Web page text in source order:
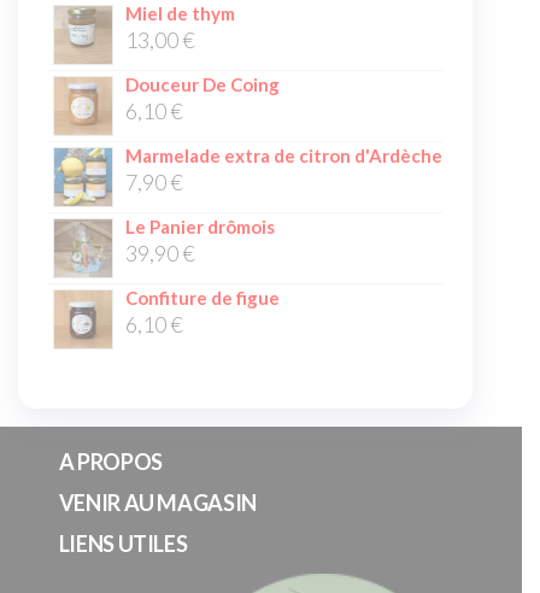
Miel de thym
13,00€
Douceur De Coing
6,10€
Marmelade extra de citron d'Ardèche
7,90€
Le Panier drômois
39,90€
Confiture de figue
6,10€
A PROPOS
VENIR AU MAGASIN
LIENS UTILES